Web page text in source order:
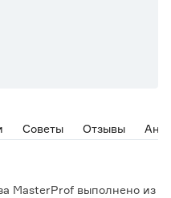
Советы Отзывы
MasterProf выполнено из